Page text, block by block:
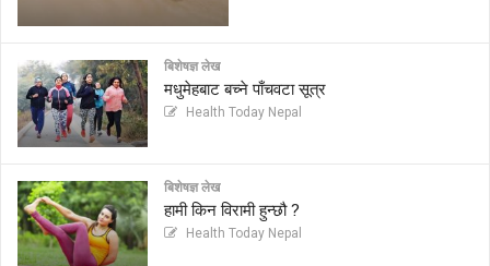
बिशेषज्ञ लेख
मधुमेहबाट बच्ने पाँचवटा सूत्र
Health Today Nepal
बिशेषज्ञ लेख
हामी किन विरामी हुन्छौ ?
Health Today Nepal